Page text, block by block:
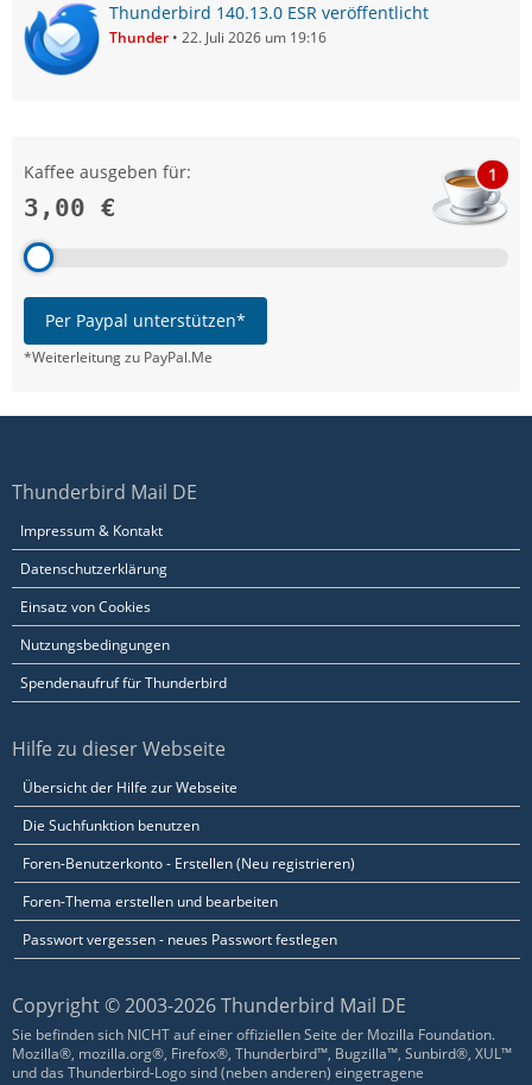
Thunderbird 140.13.0 ESR veröffentlicht
Thunder 22. Juli 2026 um 19:16
Kaffee ausgeben für:
3,00 €
1
Per Paypal unterstützen*
*Weiterleitung zu PayPal.Me
Thunderbird Mail DE
Impressum & Kontakt
Datenschutzerklärung
Einsatz von Cookies
Nutzungsbedingungen
Spendenaufruf für Thunderbird
Hilfe zu dieser Webseite
Übersicht der Hilfe zur Webseite
Die Suchfunktion benutzen
Foren-Benutzerkonto - Erstellen (Neu registrieren)
Foren-Thema erstellen und bearbeiten
Passwort vergessen - neues Passwort festlegen
Copyright © 2003-2026 Thunderbird Mail DE
Sie befinden sich NICHT auf einer offiziellen Seite der Mozilla Foundation.
Mozilla®, mozilla.org®, Firefox®, Thunderbird™, Bugzilla™, Sunbird®, XUL™
und das Thunderbird-Logo sind (neben anderen) eingetragene